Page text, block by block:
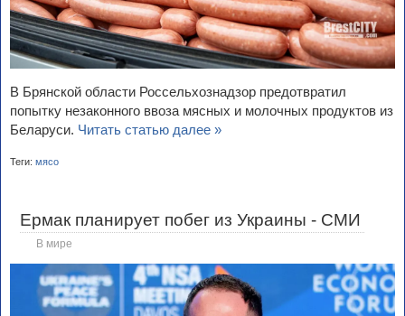
В Брянской области Россельхознадзор предотвратил
попытку незаконного ввоза мясных и молочных продуктов из
Беларуси. Читать статью далее »
Теги: мясо
Ермак планирует побег из Украины - СМИ
В мире